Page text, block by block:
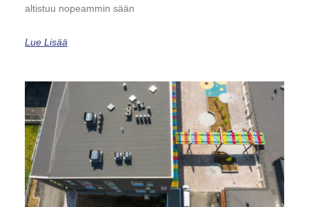
altistuu nopeammin sään
Lue Lisää